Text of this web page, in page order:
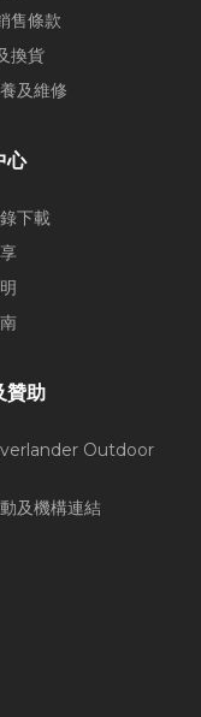
售條款
換貨
及維修
心
下載
贊助
Outdoor
及機構連結